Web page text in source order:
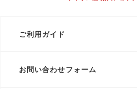
ご利用ガイド
お問い合わせフォーム